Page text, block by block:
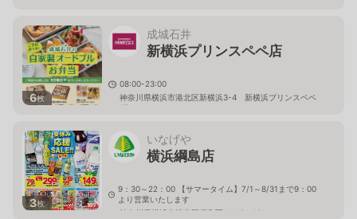
6枚
成城石井
新横浜プリンスペペ店
08:00-23:00
神奈川県横浜市港北区新横浜3-4 新横浜プリンスペペ
1F
3枚
いなげや
横浜綱島店
9：30～22：00 【サマータイム】7/1～8/31まで9：00
より営業いたします
神奈川県横浜市港北区綱島西4－12－18